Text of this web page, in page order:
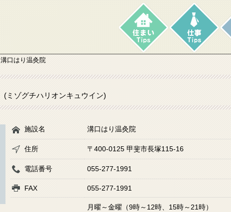
溝口はり温灸院
(ミゾグチハリオンキュウイン)
施設名 溝口はり温灸院
住所 〒400-0125 甲斐市長塚115-16
電話番号 055-277-1991
FAX 055-277-1991
月曜～金曜（9時～12時、15時～21時）